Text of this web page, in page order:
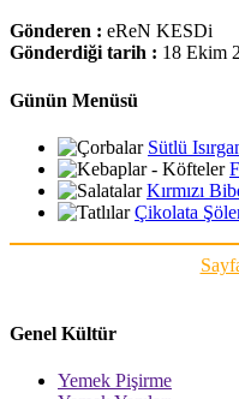
Gönderen : eReN KESDi
Gönderdiği tarih : 18 Ekim
Günün Menüsü
Sütlü
Kırmızı
Çikolata
Genel Kültür
Yemek Pişirme